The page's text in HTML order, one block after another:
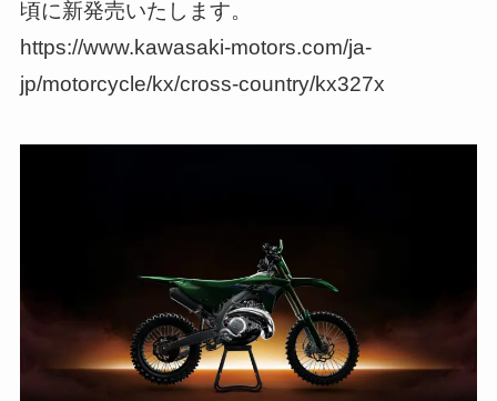
頃に新発売いたします。
https://www.kawasaki-motors.com/ja-
jp/motorcycle/kx/cross-country/kx327x